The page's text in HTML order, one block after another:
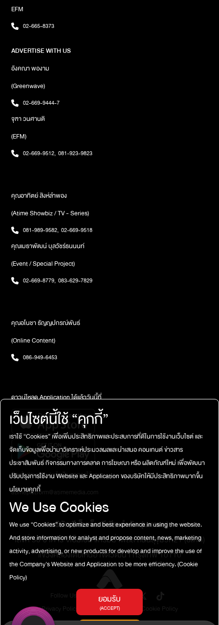
EFM
02-665-8373
ADVERTISE WITH US
อังคณา พองาม
(Greenwave)
02-669-9444-7
จุฑา วนศานติ
(EFM)
02-669-9512, 081-923-9823
คุณอาทิตย์ สิงห์ลำพอง
(Atime Showbiz / TV - Series)
081-989-9582, 02-669-9518
คุณเมธาพัฒน์ บุลวัชร์ธนนนท์
(Event / Special Project)
02-669-8779, 083-629-7829
คุณอโนชา ธัญญปกรณ์พันธ์
(Online Content)
086-949-6453
ดาวน์โหลด Application ได้แล้ววันนี้ที่
ติดต่อสอบถาม / แจ้งปัญหาการใช้งาน
atimeplatform@atimemedia.com
บริษัท จีเอ็มเอ็ม มีเดีย จำกัด (มหาชน)
เลขที่ 50 อาคาร จีเอ็มเอ็ม แกรมมี่ เพลส ถนนสุขุมวิท21 (อโศก)
แขวงคลองเตยเหนือ เขตวัฒนา กรุงเทพ 10110
Follow Us
Privacy Policy
Terms of Service Cookie Policy
เว็บไซต์นี้ใช้ “คุกกี้”
เราใช้ “Cookies” เพื่อเพิ่มประสิทธิภาพและประสบการที่ดีในการใช้งานเว็บไซต์ และ
จัดเก็บข้อมูลเพื่อนำมาวิเคราะห์ประมวลผลและนำเสนอ คอนเทนต์ ข่าวสาร
ประชาสัมพันธ์ กิจกรรมทางการตลาด การโฆษณา หรือ ผลิตภัณฑ์ใหม่ เพื่อพัฒนา
ปรับปรุงการใช้งาน Website และ Application ของบริษัทให้มีประสิทธิภาพมากขึ้น
นโยบายคุกกี้
We Use Cookies
We use “Cookies” to optimize and best experience in using the website.
And store information for analyst and propose content, news, marketing
activity, advertising, or new products for develop and improve the use of
the Company's Website and Application to be more efficiency.(Cookie
Policy)
ยอมรับ
(ACCEPT)